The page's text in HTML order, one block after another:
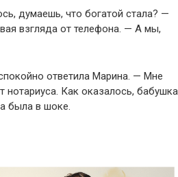
думаешь, что богатой стала? —
взгляда от телефона. — А мы,
ответила Марина. — Мне
нотариуса. Как оказалось, бабушка
была в шоке.